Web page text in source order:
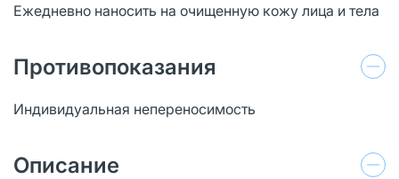
Ежедневно наносить на очищенную кожу лица и тела
Противопоказания
Индивидуальная непереносимость
Описание